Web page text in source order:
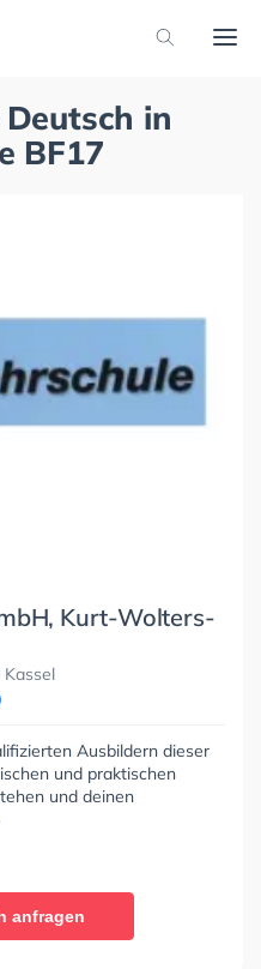
in
BF17
Kurt-Wolters-
Ausbildern dieser
und praktischen
und deinen
anfragen